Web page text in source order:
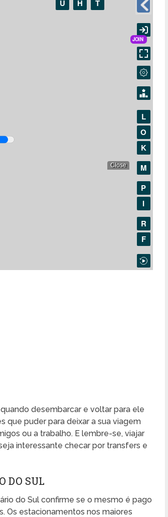
desembarcar e voltar para ele
que puder para deixar a sua viagem
ou a trabalho. E lembre-se, viajar
interessante checar por transfers e
DO SUL
do Sul confirme se o mesmo é pago
Os estacionamentos nos maiores